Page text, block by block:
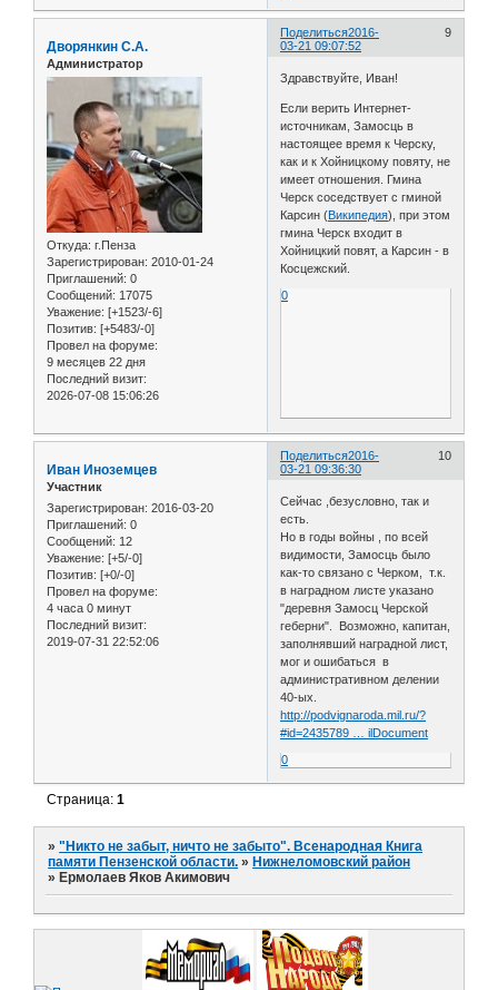
Поделиться 9
2016-
03-21 09:07:52
Дворянкин С.А.
Администратор
Откуда: г.Пенза
Зарегистрирован: 2010-01-24
Приглашений: 0
Сообщений: 17075
Уважение: [+1523/-6]
Позитив: [+5483/-0]
Провел на форуме:
9 месяцев 22 дня
Последний визит:
2026-07-08 15:06:26
Здравствуйте, Иван!
Если верить Интернет-
источникам, Замосць в
настоящее время к Черску,
как и к Хойницкому повяту, не
имеет отношения. Гмина
Черск соседствует с гминой
Карсин (Википедия), при этом
гмина Черск входит в
Хойницкий повят, а Карсин - в
Косцежский.
0
Поделиться 10
2016-
03-21 09:36:30
Иван Иноземцев
Участник
Зарегистрирован: 2016-03-20
Приглашений: 0
Сообщений: 12
Уважение: [+5/-0]
Позитив: [+0/-0]
Провел на форуме:
4 часа 0 минут
Последний визит:
2019-07-31 22:52:06
Сейчас ,безусловно, так и
есть.
Но в годы войны , по всей
видимости, Замосць было
как-то связано с Черком, т.к.
в наградном листе указано
"деревня Замосц Черской
геберни". Возможно, капитан,
заполнявший наградной лист,
мог и ошибаться в
административном делении
40-ых.
http://podvignaroda.mil.ru/?
#id=2435789 … ilDocument
0
Страница:1
»"Никто не забыт, ничто не забыто". Всенародная Книга
памяти Пензенской области. » Нижнеломовский район
» Ермолаев Яков Акимович